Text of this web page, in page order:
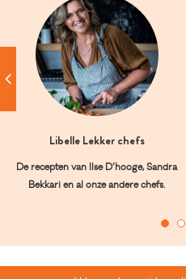
Libelle Lekker chefs
De recepten van Ilse D’hooge, Sandra
Bekkari en al onze andere chefs.